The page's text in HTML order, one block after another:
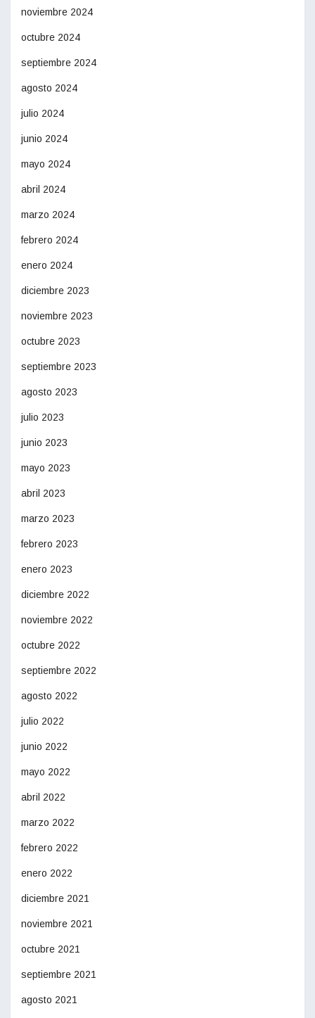
noviembre 2024
octubre 2024
septiembre 2024
agosto 2024
julio 2024
junio 2024
mayo 2024
abril 2024
marzo 2024
febrero 2024
enero 2024
diciembre 2023
noviembre 2023
octubre 2023
septiembre 2023
agosto 2023
julio 2023
junio 2023
mayo 2023
abril 2023
marzo 2023
febrero 2023
enero 2023
diciembre 2022
noviembre 2022
octubre 2022
septiembre 2022
agosto 2022
julio 2022
junio 2022
mayo 2022
abril 2022
marzo 2022
febrero 2022
enero 2022
diciembre 2021
noviembre 2021
octubre 2021
septiembre 2021
agosto 2021